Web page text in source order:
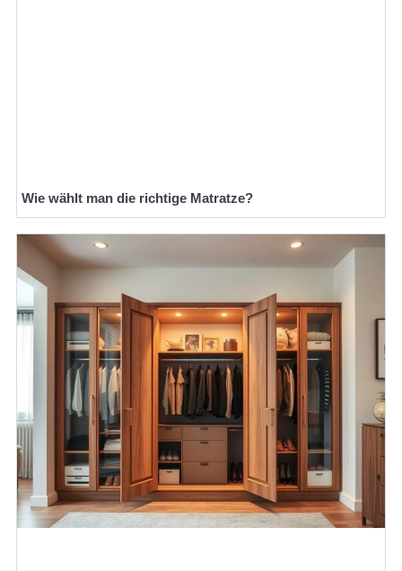
Wie wählt man die richtige Matratze?